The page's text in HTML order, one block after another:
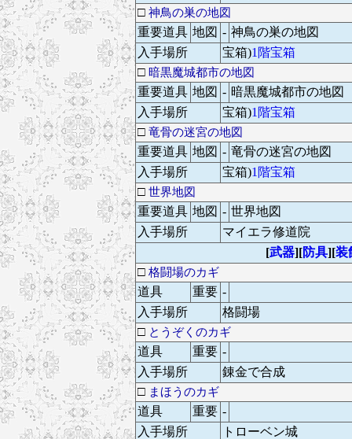
□ 神鳥の巣の地図
重要道具 地図 - 神鳥の巣の地図
入手場所
宝箱)1階宝箱
□ 暗黒魔城都市の地図
重要道具 地図 - 暗黒魔城都市の地図
入手場所
宝箱)1階宝箱
□ 竜骨の迷宮の地図
重要道具 地図 - 竜骨の迷宮の地図
入手場所
宝箱)1階宝箱
□ 世界地図
重要道具 地図 - 世界地図
入手場所
マイエラ修道院
[武器][防具][装
□ 格闘場のカギ
道具 重要 -
入手場所
格闘場
□ とうぞくのカギ
道具 重要 -
入手場所
錬金で合成
□ まほうのカギ
道具 重要 -
入手場所
トローベン城